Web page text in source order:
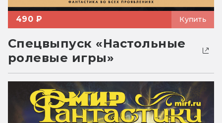
490 ₽ Купить
Спецвыпуск «Настольные
ролевые игры»